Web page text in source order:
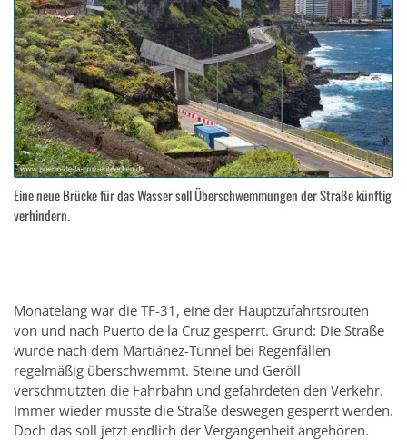
Eine neue Brücke für das Wasser soll Überschwemmungen der Straße künftig
verhindern.
Monatelang war die TF-31, eine der Hauptzufahrtsrouten
von und nach Puerto de la Cruz gesperrt. Grund: Die Straße
wurde nach dem Martiánez-Tunnel bei Regenfällen
regelmäßig überschwemmt. Steine und Geröll
verschmutzten die Fahrbahn und gefährdeten den Verkehr.
Immer wieder musste die Straße deswegen gesperrt werden.
Doch das soll jetzt endlich der Vergangenheit angehören.